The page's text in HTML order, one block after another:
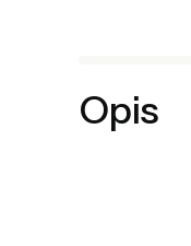
Opis